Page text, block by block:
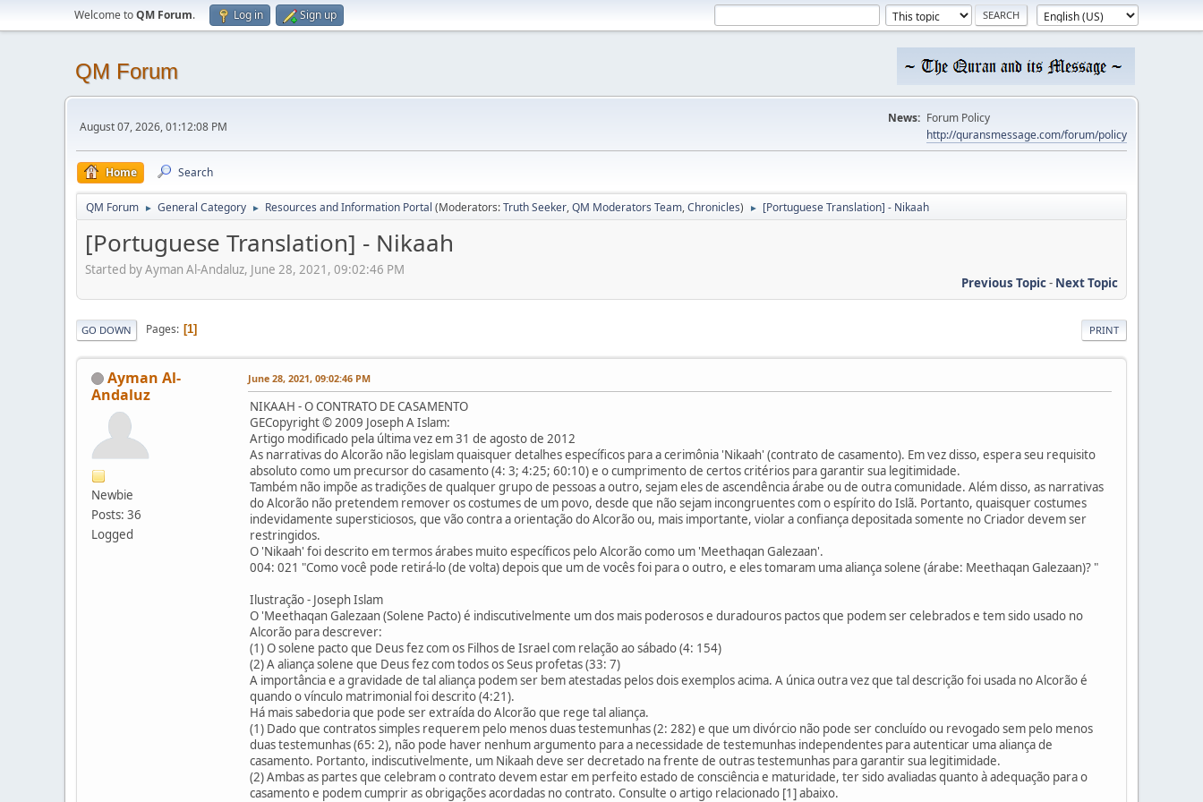
Welcome toQM Forum. Log in Sign up
QM Forum
August 07, 2026, 01:12:08 PM
News: Forum Policy
http://quransmessage.com/forum/policy
Home Search
QM Forum ► General Category ► Resources and Information Portal (Moderators:Truth Seeker,QM Moderators Team,Chronicles) ► [Portuguese Translation] - Nikaah
[Portuguese Translation] - Nikaah
Started by Ayman Al-Andaluz, June 28, 2021, 09:02:46 PM
Previous Topic- Next Topic
PRINT
GO DOWN Pages 1
Ayman Al-
Andaluz
Newbie
Posts: 36
Logged
June 28, 2021, 09:02:46 PM
NIKAAH - O CONTRATO DE CASAMENTO
GECopyright © 2009 Joseph A Islam:
Artigo modificado pela última vez em 31 de agosto de 2012
As narrativas do Alcorão não legislam quaisquer detalhes específicos para a cerimônia 'Nikaah' (contrato de casamento). Em vez disso, espera seu requisito
absoluto como um precursor do casamento (4: 3; 4:25; 60:10) e o cumprimento de certos critérios para garantir sua legitimidade.
Também não impõe as tradições de qualquer grupo de pessoas a outro, sejam eles de ascendência árabe ou de outra comunidade. Além disso, as narrativas
do Alcorão não pretendem remover os costumes de um povo, desde que não sejam incongruentes com o espírito do Islã. Portanto, quaisquer costumes
indevidamente supersticiosos, que vão contra a orientação do Alcorão ou, mais importante, violar a confiança depositada somente no Criador devem ser
restringidos.
O 'Nikaah' foi descrito em termos árabes muito específicos pelo Alcorão como um 'Meethaqan Galezaan'.
004: 021 "Como você pode retirá-lo (de volta) depois que um de vocês foi para o outro, e eles tomaram uma aliança solene (árabe: Meethaqan Galezaan)? "
Ilustração - Joseph Islam
O 'Meethaqan Galezaan (Solene Pacto) é indiscutivelmente um dos mais poderosos e duradouros pactos que podem ser celebrados e tem sido usado no
Alcorão para descrever:
(1) O solene pacto que Deus fez com os Filhos de Israel com relação ao sábado (4: 154)
(2) A aliança solene que Deus fez com todos os Seus profetas (33: 7)
A importância e a gravidade de tal aliança podem ser bem atestadas pelos dois exemplos acima. A única outra vez que tal descrição foi usada no Alcorão é
quando o vínculo matrimonial foi descrito (4:21).
Há mais sabedoria que pode ser extraída do Alcorão que rege tal aliança.
(1) Dado que contratos simples requerem pelo menos duas testemunhas (2: 282) e que um divórcio não pode ser concluído ou revogado sem pelo menos
duas testemunhas (65: 2), não pode haver nenhum argumento para a necessidade de testemunhas independentes para autenticar uma aliança de
casamento. Portanto, indiscutivelmente, um Nikaah deve ser decretado na frente de outras testemunhas para garantir sua legitimidade.
(2) Ambas as partes que celebram o contrato devem estar em perfeito estado de consciência e maturidade, ter sido avaliadas quanto à adequação para o
casamento e podem cumprir as obrigações acordadas no contrato. Consulte o artigo relacionado [1] abaixo.